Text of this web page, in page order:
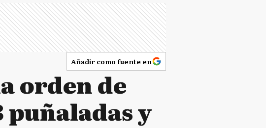
Añadir como fuente en
orden de
y